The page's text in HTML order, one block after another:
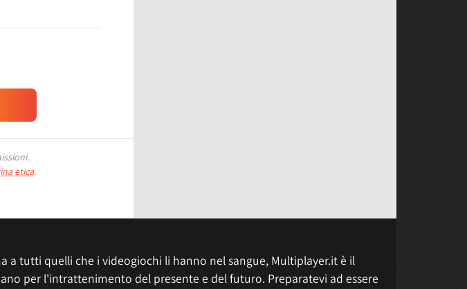
etica.
a tutti quelli che i videogiochi li hanno nel sangue, Multiplayer.it è il
per l'intrattenimento del presente e del futuro. Preparatevi ad essere